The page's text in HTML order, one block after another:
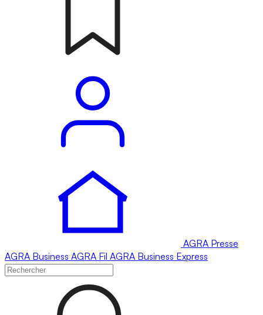
AGRA Presse
AGRA Business AGRA Fil AGRA Business Express